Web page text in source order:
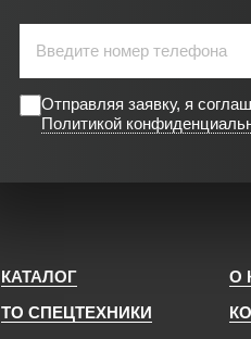
Отправляя заявку, я
Политикой
КАТАЛОГ
О
ТО СПЕЦТЕХНИКИ